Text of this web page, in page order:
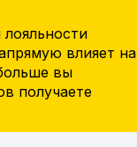
влияет на
вы
получаете